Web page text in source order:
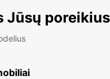
Jūsų poreikius